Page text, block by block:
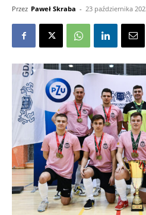
Przez Paweł Skraba - 23 października